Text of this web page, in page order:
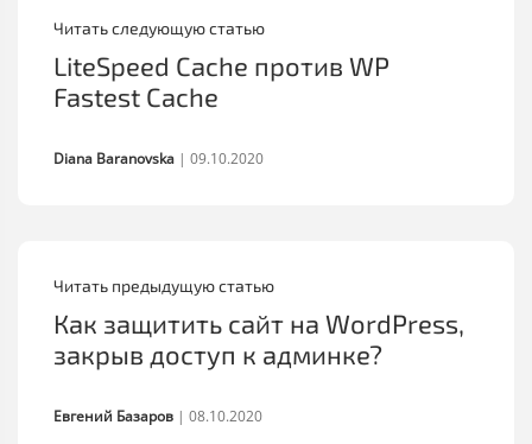
Читать предыдущую статью
Как защитить сайт на WordPress,
закрыв доступ к админке?
Евгений Базаров | 08.10.2020
Читать следующую статью
LiteSpeed Cache против WP
Fastest Cache
Diana Baranovska | 09.10.2020